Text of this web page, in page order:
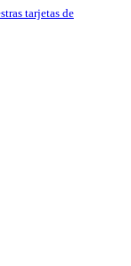
tarjetas de